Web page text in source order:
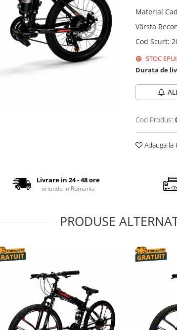
Material
Vârsta
Cod Scurt:
STOC
Durata de
Cod Produs:
Adauga la
Livrare in 24 - 48 ore
oriunde in Romania
PRODUSE